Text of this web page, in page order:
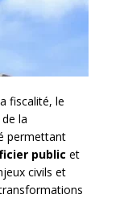
fiscalité, le
la
permettant
public et
civils et